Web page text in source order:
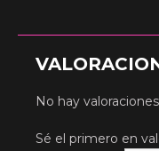
No hay
Sé el primero en